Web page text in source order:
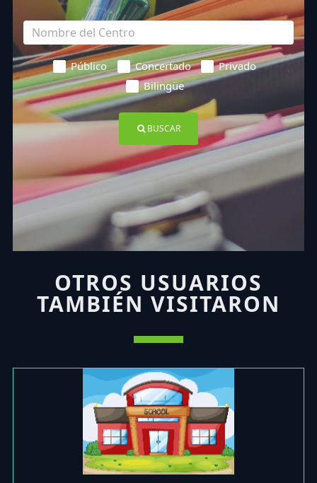
Público Concertado
Privado
Bilingüe
BUSCAR
OTROS USUARIOS
TAMBIÉN VISITARON